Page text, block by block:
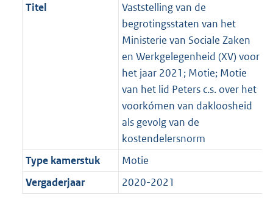
Titel
Vaststelling van de
begrotingsstaten van het
Ministerie van Sociale Zaken
en Werkgelegenheid (XV) voor
het jaar 2021; Motie; Motie
van het lid Peters c.s. over het
voorkómen van dakloosheid
als gevolg van de
kostendelersnorm
Type kamerstuk
Motie
Vergaderjaar
2020-2021